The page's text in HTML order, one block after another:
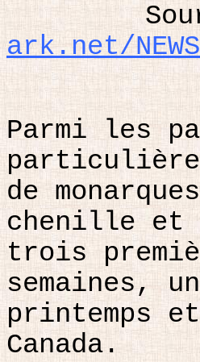
ark.net/
Parmi les
de
chenille et
trois
semaines,
printemps
Canada.